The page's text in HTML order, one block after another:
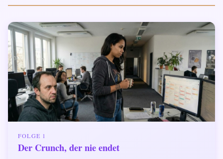
FOLGE 1
Der Crunch, der nie endet